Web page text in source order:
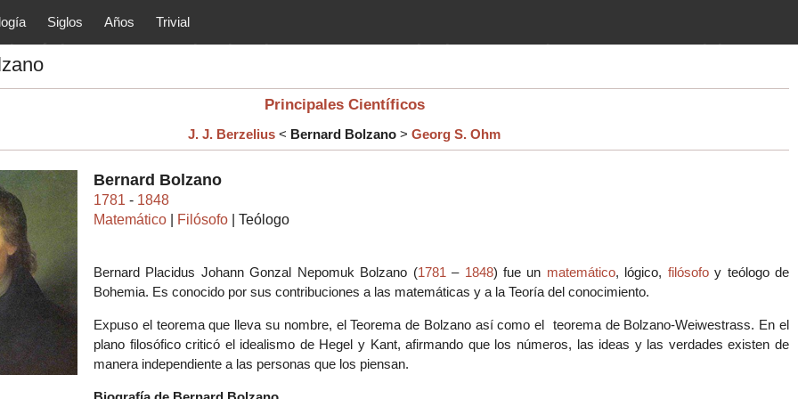
y principales acontecimientos (guerras, gobiernos,
arte, cultura, etc.) de la historia de la humanidad desde el
Siglos Años Trivial
Principales Científicos
J. J. Berzelius < Bernard Bolzano > Georg S. Ohm
Bernard Bolzano
1781 - 1848
Matemático
Filósofo | Teólogo
Bernard Placidus Johann Gonzal Nepomuk Bolzano (1781 – 1848) fue un matemático, lógico, filósofoy teólogo de
Bohemia. Es conocido por sus contribuciones a las matemáticas y a la Teoría del conocimiento.
Expuso el teorema que lleva su nombre, el Teorema de Bolzano así como el teorema de Bolzano-Weiwestrass. En el
plano filosófico criticó el idealismo de Hegel y Kant, afirmando que los números, las ideas y las verdades existen de
manera independiente a las personas que los piensan.